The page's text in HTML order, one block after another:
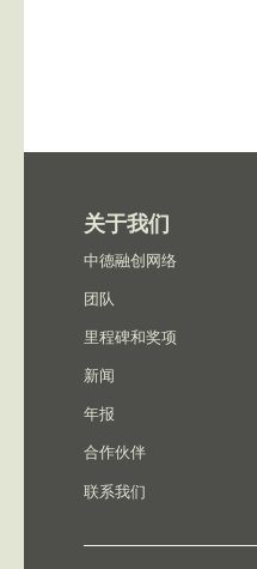
关于我们
中德融创网络
团队
里程碑和奖项
新闻
年报
合作伙伴
联系我们